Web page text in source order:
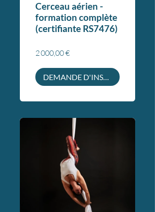
Cerceau aérien -
formation complète
(certifiante RS7476)
2 000,00 €
DEMANDE D'INSCRIPTION